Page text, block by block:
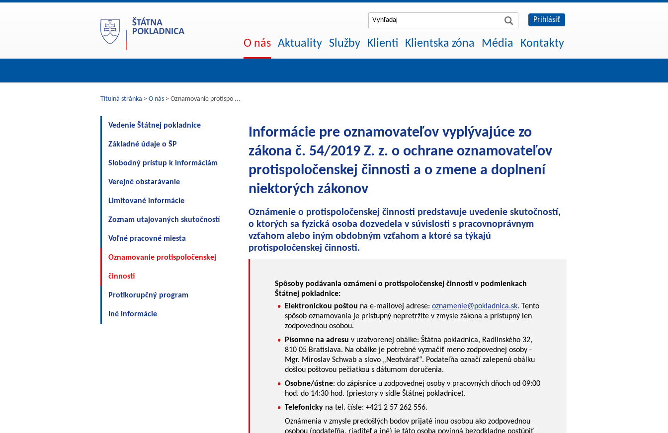
Prihlásiť
O nás Aktuality Služby Klienti Klientska zóna Média Kontakty
Titulná stránka > O nás > Oznamovanie protispo ...
Vedenie Štátnej pokladnice
Základné údaje o ŠP
Slobodný prístup k informáciám
Verejné obstarávanie
Limitované informácie
Zoznam utajovaných skutočností
Voľné pracovné miesta
Oznamovanie protispoločenskej
činnosti
Protikorupčný program
Iné informácie
Informácie pre oznamovateľov vyplývajúce zo
zákona č. 54/2019 Z. z. o ochrane oznamovateľov
protispoločenskej činnosti a o zmene a doplnení
niektorých zákonov
Oznámenie o protispoločenskej činnosti predstavuje uvedenie skutočností,
o ktorých sa fyzická osoba dozvedela v súvislosti s pracovnoprávnym
vzťahom alebo iným obdobným vzťahom a ktoré sa týkajú
protispoločenskej činnosti.
Spôsoby podávania oznámení o protispoločenskej činnosti v podmienkach
Štátnej pokladnice:
Elektronickou poštou na e-mailovej adrese: oznamenie@pokladnica.sk. Tento
spôsob oznamovania je prístupný nepretržite v zmysle zákona a prístupný len
zodpovednou osobou.
Písomne na adresu v uzatvorenej obálke: Štátna pokladnica, Radlinského 32,
810 05 Bratislava. Na obálke je potrebné vyznačiť meno zodpovednej osoby -
Mgr. Miroslav Schwab a slovo „Neotvárať“. Podateľňa označí zalepenú obálku
došlou poštovou pečiatkou s dátumom doručenia.
Osobne/ústne: do zápisnice u zodpovednej osoby v pracovných dňoch od 09:00
hod. do 14:30 hod. (priestory v sídle Štátnej pokladnice).
Telefonicky na tel. čísle: +421 2 57 262 556.
Oznámenia v zmysle predošlých bodov prijaté inou osobou ako zodpovednou